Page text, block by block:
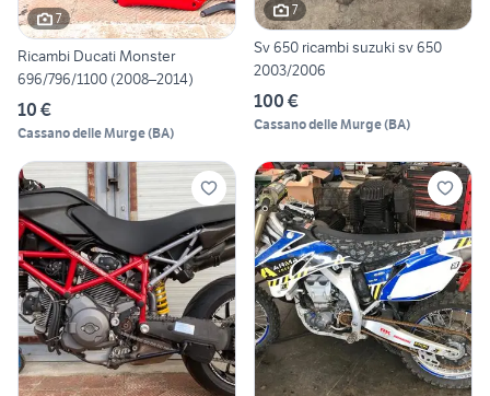
7
Ricambi Ducati Monster
696/796/1100 (2008–2014)
10 €
Cassano delle Murge(BA)
7
Sv 650 ricambi suzuki sv 650
2003/2006
100 €
Cassano delle Murge(BA)